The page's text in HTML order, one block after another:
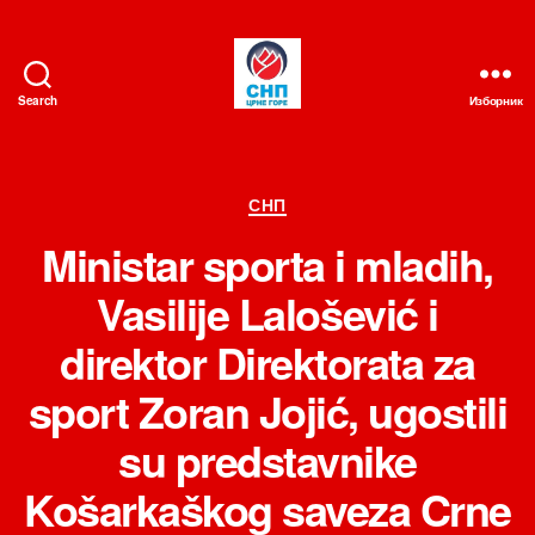
Search Изборник
Категорије
СНП
Ministar sporta i mladih,
Vasilije Lalošević i
direktor Direktorata za
sport Zoran Jojić, ugostili
su predstavnike
Košarkaškog saveza Crne